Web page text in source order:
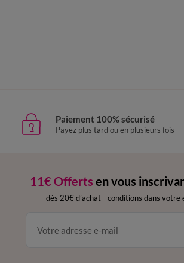
Paiement 100% sécurisé
Payez plus tard ou en plusieurs fois
11€ Offerts en vous
dès 20€ d’achat - conditions dans votre